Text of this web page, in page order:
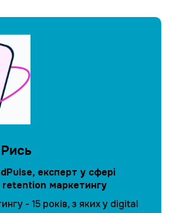
експерт у сфері
retention маркетингу
- 15 років, з яких у digital